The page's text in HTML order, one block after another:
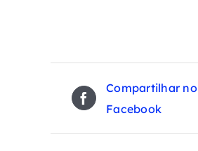
Compartilhar no
Facebook